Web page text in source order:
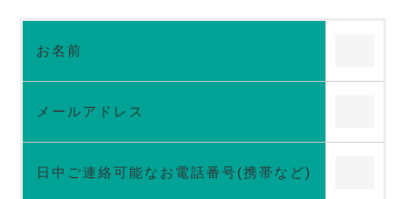
お名前
メールアドレス
日中ご連絡可能なお電話番号(携帯など)